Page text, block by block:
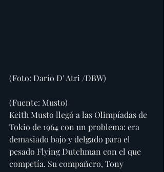
(Foto: Darío D' Atri /DBW)
(Fuente: Musto)
Keith Musto llegó a las Olimpíadas de
Tokio de 1964 con un problema: era
demasiado bajo y delgado para el
pesado Flying Dutchman con el que
competía. Su compañero, Tony